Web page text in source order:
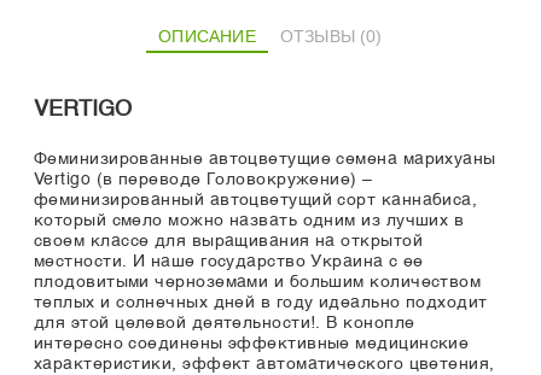
ОПИСАНИЕ ОТЗЫВЫ (0)
VERTIGO
Феминизированные автоцветущие семена марихуаны
Vertigo (в переводе Головокружение) –
феминизированный автоцветущий сорт каннабиса,
который смело можно назвать одним из лучших в
своем классе для выращивания на открытой
местности. И наше государство Украина с ее
плодовитыми черноземами и большим количеством
теплых и солнечных дней в году идеально подходит
для этой целевой деятельности!. В конопле
интересно соединены эффективные медицинские
характеристики, эффект автоматического цветения,